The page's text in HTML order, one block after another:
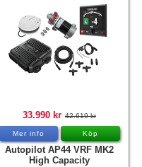
33.990 kr 42.619 kr
Mer info Köp
Autopilot AP44 VRF MK2
High Capacity